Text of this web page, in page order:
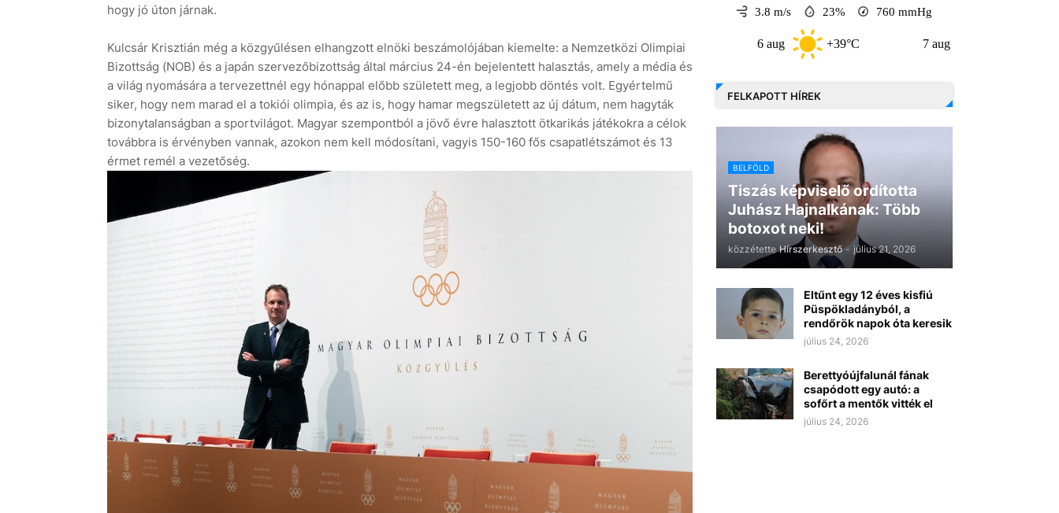
hogy jó úton járnak.
Kulcsár Krisztián még a közgyűlésen elhangzott elnöki beszámolójában kiemelte: a Nemzetközi Olimpiai
Bizottság (NOB) és a japán szervezőbizottság által március 24-én bejelentett halasztás, amely a média és
a világ nyomására a tervezettnél egy hónappal előbb született meg, a legjobb döntés volt. Egyértelmű
siker, hogy nem marad el a tokiói olimpia, és az is, hogy hamar megszületett az új dátum, nem hagyták
bizonytalanságban a sportvilágot. Magyar szempontból a jövő évre halasztott ötkarikás játékokra a célok
továbbra is érvényben vannak, azokon nem kell módosítani, vagyis 150-160 fős csapatlétszámot és 13
érmet remél a vezetőség.
3.8 m/s
23% 760 mmHg
+39°C +33°C
FELKAPOTT HÍREK
BELFÖLD
Tiszás képviselő ordította
Juhász Hajnalkának: Több
botoxot neki!
közzétette Hírszerkesztő - július 21, 2026
Eltűnt egy 12 éves kisfiú
Püspökladányból, a
rendőrök napok óta keresik
július 24, 2026
Berettyóújfalunál fának
csapódott egy autó: a
sofőrt a mentők vitték el
július 24, 2026